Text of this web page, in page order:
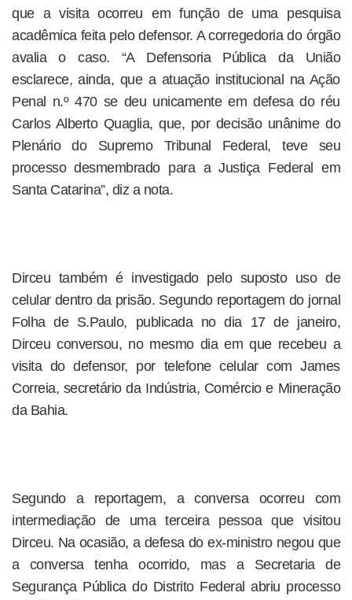
que a visita ocorreu em função de uma pesquisa
acadêmica feita pelo defensor. A corregedoria do órgão
avalia o caso. “A Defensoria Pública da União
esclarece, ainda, que a atuação institucional na Ação
Penal n.º 470 se deu unicamente em defesa do réu
Carlos Alberto Quaglia, que, por decisão unânime do
Plenário do Supremo Tribunal Federal, teve seu
processo desmembrado para a Justiça Federal em
Santa Catarina”, diz a nota.
Dirceu também é investigado pelo suposto uso de
celular dentro da prisão. Segundo reportagem do jornal
Folha de S.Paulo, publicada no dia 17 de janeiro,
Dirceu conversou, no mesmo dia em que recebeu a
visita do defensor, por telefone celular com James
Correia, secretário da Indústria, Comércio e Mineração
da Bahia.
Segundo a reportagem, a conversa ocorreu com
intermediação de uma terceira pessoa que visitou
Dirceu. Na ocasião, a defesa do ex-ministro negou que
a conversa tenha ocorrido, mas a Secretaria de
Segurança Pública do Distrito Federal abriu processo